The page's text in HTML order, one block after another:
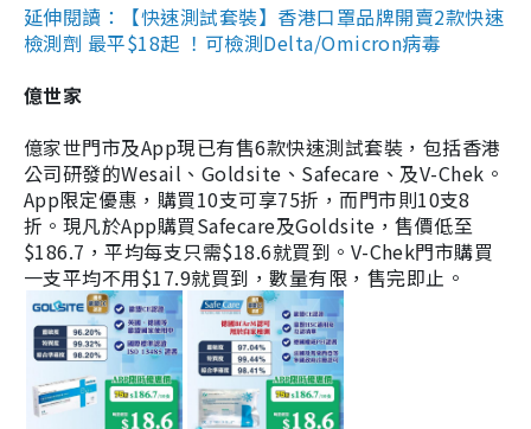
延伸閱讀：【快速測試套裝】香港口罩品牌開賣2款快速
檢測劑 最平$18起 ！可檢測Delta/Omicron病毒
億世家
億家世門市及App現已有售6款快速測試套裝，包括香港
公司研發的Wesail、Goldsite、Safecare、及V-Chek。
App限定優惠，購買10支可享75折，而門市則10支8
折。現凡於App購買Safecare及Goldsite，售價低至
$186.7，平均每支只需$18.6就買到。V-Chek門市購買
一支平均不用$17.9就買到，數量有限，售完即止。